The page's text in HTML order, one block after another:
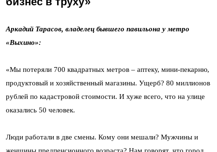
Аркадий Тарасов, владелец бывшего павильона у метро
«Выхино»:
«Мы потеряли 700 квадратных метров – аптеку, мини-пекарню,
продуктовый и хозяйственный магазины. Ущерб? 80 миллионов
рублей по кадастровой стоимости. И хуже всего, что на улице
оказались 50 человек.
Люди работали в две смены. Кому они мешали? Мужчины и